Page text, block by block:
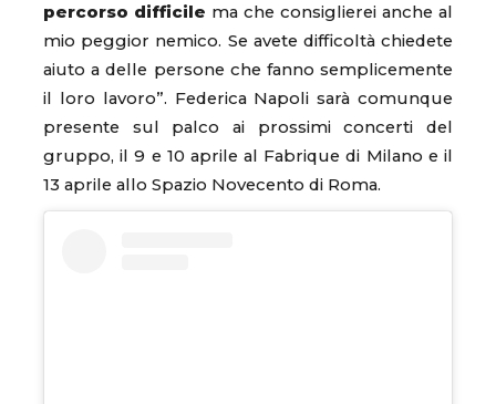
percorso difficile ma che consiglierei anche al
mio peggior nemico. Se avete difficoltà chiedete
aiuto a delle persone che fanno semplicemente
il loro lavoro”. Federica Napoli sarà comunque
presente sul palco ai prossimi concerti del
gruppo, il 9 e 10 aprile al Fabrique di Milano e il
13 aprile allo Spazio Novecento di Roma.